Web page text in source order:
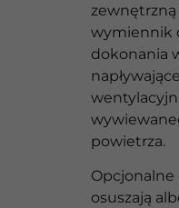
wymiennik
dokonania
powietrza.
Opcjonalne
osuszają